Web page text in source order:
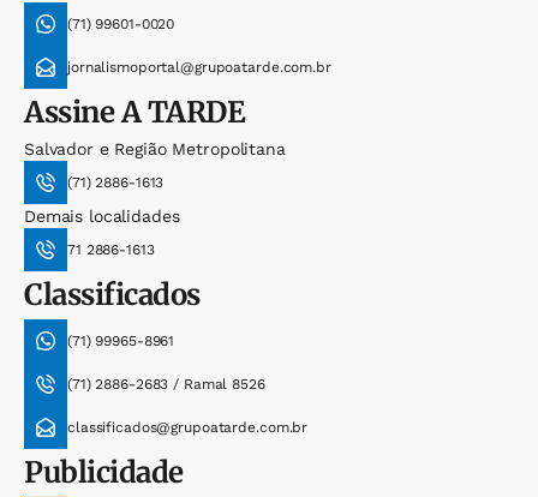
(71) 99601-0020
jornalismoportal@grupoatarde.com.br
AssineA TARDE
Salvador e Região Metropolitana
(71) 2886-1613
Demais localidades
71 2886-1613
Classificados
(71) 99965-8961
(71) 2886-2683 / Ramal 8526
classificados@grupoatarde.com.br
Publicidade